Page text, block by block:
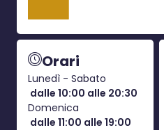
Orari
Lunedì - Sabato
dalle 10:00 alle 20:30
Domenica
dalle 11:00 alle 19:00